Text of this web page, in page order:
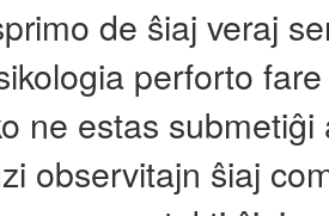
de ŝiaj veraj
perforto
ne estas
observitajn ŝiaj